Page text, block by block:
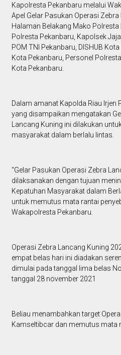
Kapolresta Pekanbaru melalui
Apel Gelar Pasukan Operasi
Halaman Belakang Mako Polresta
Polresta Pekanbaru, Kapolsek
POM TNI Pekanbaru, DISHUB
Kota Pekanbaru, Personel
Kota Pekanbaru.
Dalam amanat Kapolda Riau Irjen
yang disampaikan mengatakan
Lancang Kuning ini dilakukan
masyarakat dalam berlalu lintas.
"Gelar Pasukan Operasi Zebra
dilaksanakan dengan tujuan
Kepatuhan Masyarakat dalam
untuk memutus mata rantai
Wakapolresta Pekanbaru.
Operasi Zebra Lancang Kuning
empat belas hari ini diadakan
dimulai pada tanggal lima belas
tanggal 28 november 2021
Beliau menambahkan target
Kamseltibcar dan memutus mata